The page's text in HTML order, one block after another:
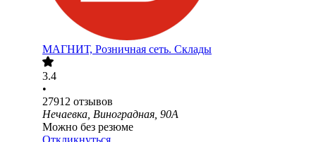
МАГНИТ, Розничная сеть. Склады
3.4
•
27912 отзывов
Нечаевка, Виноградная, 90А
Можно без резюме